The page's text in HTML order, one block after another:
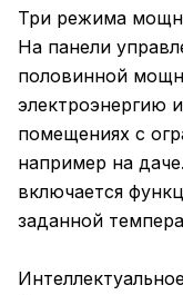
Три режима
На панели
половинной
электроэнергию
помещениях с
например на
включается
заданной